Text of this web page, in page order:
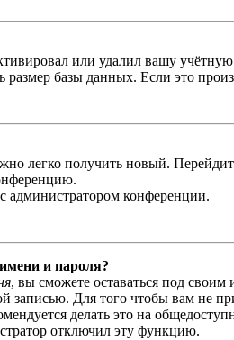
или удалил вашу
базы данных. Если это
легко получить новый.
администратором конференции.
и пароля?
, вы сможете оставаться под
записью. Для того чтобы вам не
делать это на
отключил эту функцию.